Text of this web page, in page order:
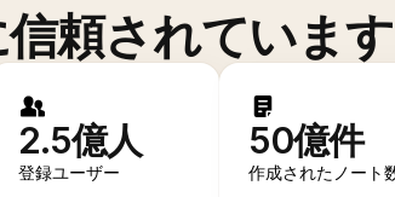
頼されています
2.5億人
登録ユーザー
50億件
作成されたノート